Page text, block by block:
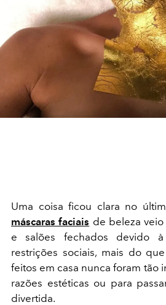
Uma coisa ficou clara no
máscaras faciais de beleza veio
e salões fechados devido
restrições sociais, mais do
feitos em casa nunca foram tão
razões estéticas ou para
divertida.